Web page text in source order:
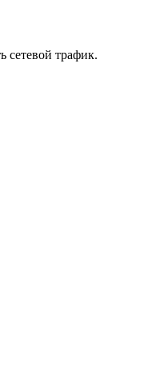
сетевой трафик.